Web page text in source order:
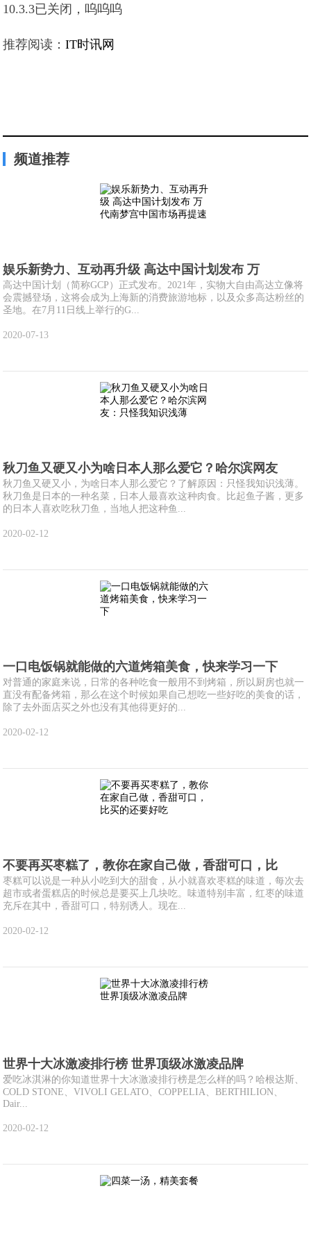
10.3.3已关闭，呜呜呜
推荐阅读：IT时讯网
频道推荐
娱乐新势力、互动再升级 高达中国计划发布 万
高达中国计划（简称GCP）正式发布。2021年，实物大自由高达立像将
会震撼登场，这将会成为上海新的消费旅游地标，以及众多高达粉丝的
圣地。在7月11日线上举行的G...
2020-07-13
秋刀鱼又硬又小为啥日本人那么爱它？哈尔滨网友
秋刀鱼又硬又小，为啥日本人那么爱它？了解原因：只怪我知识浅薄。
秋刀鱼是日本的一种名菜，日本人最喜欢这种肉食。比起鱼子酱，更多
的日本人喜欢吃秋刀鱼，当地人把这种鱼...
2020-02-12
一口电饭锅就能做的六道烤箱美食，快来学习一下
对普通的家庭来说，日常的各种吃食一般用不到烤箱，所以厨房也就一
直没有配备烤箱，那么在这个时候如果自己想吃一些好吃的美食的话，
除了去外面店买之外也没有其他得更好的...
2020-02-12
不要再买枣糕了，教你在家自己做，香甜可口，比
枣糕可以说是一种从小吃到大的甜食，从小就喜欢枣糕的味道，每次去
超市或者蛋糕店的时候总是要买上几块吃。味道特别丰富，红枣的味道
充斥在其中，香甜可口，特别诱人。现在...
2020-02-12
世界十大冰激凌排行榜 世界顶级冰激凌品牌
爱吃冰淇淋的你知道世界十大冰激凌排行榜是怎么样的吗？哈根达斯、
COLD STONE、VIVOLI GELATO、COPPELIA、BERTHILION、
Dair...
2020-02-12